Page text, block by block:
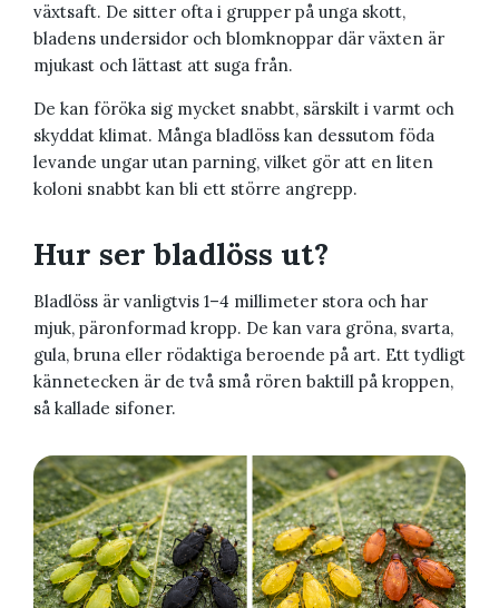
växtsaft. De sitter ofta i grupper på unga skott,
bladens undersidor och blomknoppar där växten är
mjukast och lättast att suga från.
De kan föröka sig mycket snabbt, särskilt i varmt och
skyddat klimat. Många bladlöss kan dessutom föda
levande ungar utan parning, vilket gör att en liten
koloni snabbt kan bli ett större angrepp.
Hur ser bladlöss ut?
Bladlöss är vanligtvis 1–4 millimeter stora och har
mjuk, päronformad kropp. De kan vara gröna, svarta,
gula, bruna eller rödaktiga beroende på art. Ett tydligt
kännetecken är de två små rören baktill på kroppen,
så kallade sifoner.